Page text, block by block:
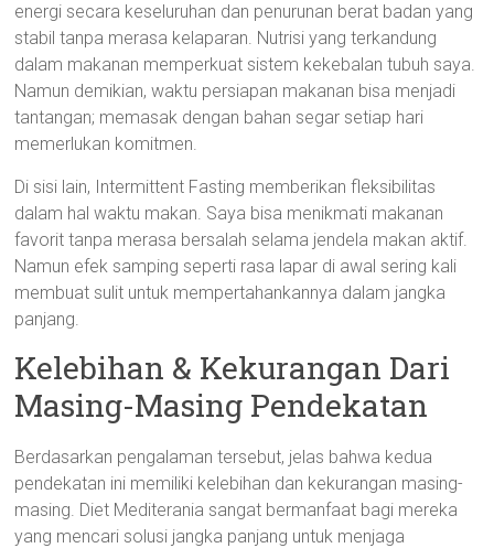
energi secara keseluruhan dan penurunan berat badan yang
stabil tanpa merasa kelaparan. Nutrisi yang terkandung
dalam makanan memperkuat sistem kekebalan tubuh saya.
Namun demikian, waktu persiapan makanan bisa menjadi
tantangan; memasak dengan bahan segar setiap hari
memerlukan komitmen.
Di sisi lain, Intermittent Fasting memberikan fleksibilitas
dalam hal waktu makan. Saya bisa menikmati makanan
favorit tanpa merasa bersalah selama jendela makan aktif.
Namun efek samping seperti rasa lapar di awal sering kali
membuat sulit untuk mempertahankannya dalam jangka
panjang.
Kelebihan & Kekurangan Dari
Masing-Masing Pendekatan
Berdasarkan pengalaman tersebut, jelas bahwa kedua
pendekatan ini memiliki kelebihan dan kekurangan masing-
masing. Diet Mediterania sangat bermanfaat bagi mereka
yang mencari solusi jangka panjang untuk menjaga